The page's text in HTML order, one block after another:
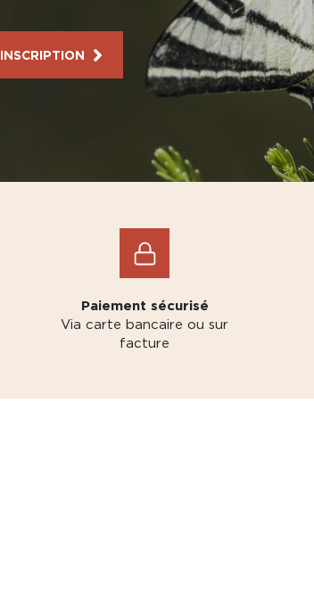
INSCRIPTION
Paiement sécurisé
Via carte bancaire ou sur
facture